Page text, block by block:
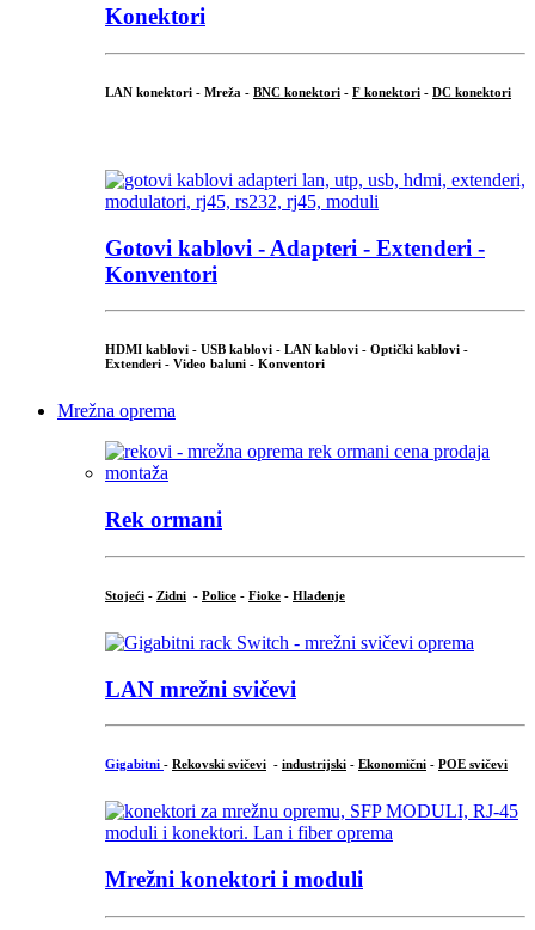
Konektori
LAN konektori - Mreža - BNC konektori - F konektori - DC konektori
Gotovi kablovi - Adapteri - Extenderi -
Konventori
HDMI kablovi - USB kablovi - LAN kablovi - Optički kablovi -
Extenderi - Video baluni - Konventori
Mrežna oprema
Rek ormani
Stojeći - Zidni - Police - Fioke - Hlađenje
LAN mrežni svičevi
Gigabitni - Rekovski svičevi - industrijski - Ekonomični - POE svičevi
Mrežni konektori i moduli